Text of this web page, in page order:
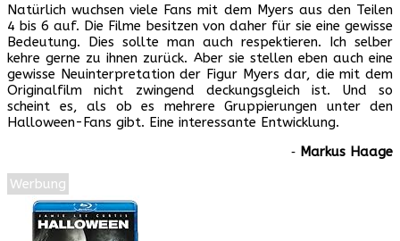
Natürlich wuchsen viele Fans mit dem Myers aus den Teilen
4 bis 6 auf. Die Filme besitzen von daher für sie eine gewisse
Bedeutung. Dies sollte man auch respektieren. Ich selber
kehre gerne zu ihnen zurück. Aber sie stellen eben auch eine
gewisse Neuinterpretation der Figur Myers dar, die mit dem
Originalfilm nicht zwingend deckungsgleich ist. Und so
scheint es, als ob es mehrere Gruppierungen unter den
Halloween-Fans gibt. Eine interessante Entwicklung.
‐ Markus Haage
Werbung